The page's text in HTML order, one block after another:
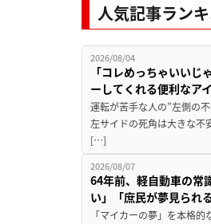
人気記事ラン
2026/08/04
「コレめっちゃいい
ーしてくれる便利なア
運転が苦手な人の”左側の
左サイドの死角は大きな不
[…]
2026/08/07
64年前、軽自動車の常
い」「庶民が夢見られ
「マイカーの夢」を本格